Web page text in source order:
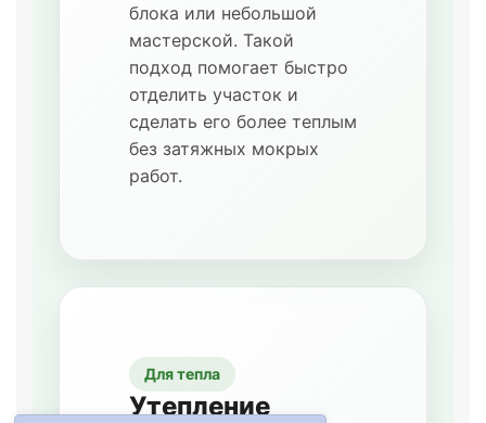
блока или небольшой
мастерской. Такой
подход помогает быстро
отделить участок и
сделать его более теплым
без затяжных мокрых
работ.
Для тепла
Утепление